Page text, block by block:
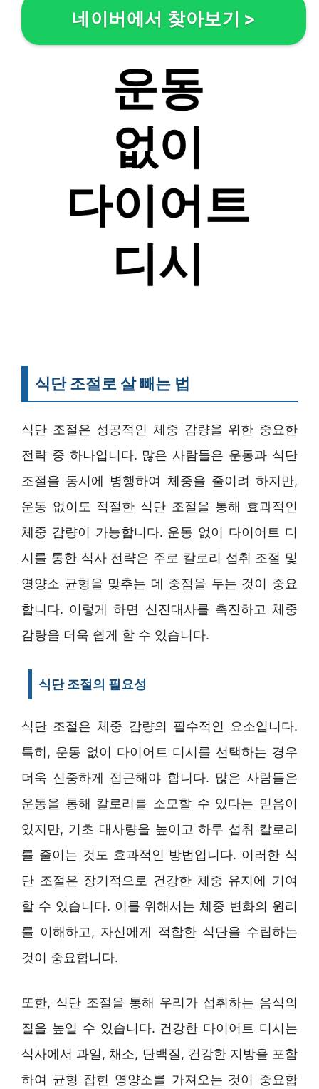
네이버에서 찾아보기 >
식단 조절로 살 빼는 법
식단 조절은 성공적인 체중 감량을 위한 중요한
전략 중 하나입니다. 많은 사람들은 운동과 식단
조절을 동시에 병행하여 체중을 줄이려 하지만,
운동 없이도 적절한 식단 조절을 통해 효과적인
체중 감량이 가능합니다. 운동 없이 다이어트 디
시를 통한 식사 전략은 주로 칼로리 섭취 조절 및
영양소 균형을 맞추는 데 중점을 두는 것이 중요
합니다. 이렇게 하면 신진대사를 촉진하고 체중
감량을 더욱 쉽게 할 수 있습니다.
식단 조절의 필요성
식단 조절은 체중 감량의 필수적인 요소입니다.
특히, 운동 없이 다이어트 디시를 선택하는 경우
더욱 신중하게 접근해야 합니다. 많은 사람들은
운동을 통해 칼로리를 소모할 수 있다는 믿음이
있지만, 기초 대사량을 높이고 하루 섭취 칼로리
를 줄이는 것도 효과적인 방법입니다. 이러한 식
단 조절은 장기적으로 건강한 체중 유지에 기여
할 수 있습니다. 이를 위해서는 체중 변화의 원리
를 이해하고, 자신에게 적합한 식단을 수립하는
것이 중요합니다.
또한, 식단 조절을 통해 우리가 섭취하는 음식의
질을 높일 수 있습니다. 건강한 다이어트 디시는
식사에서 과일, 채소, 단백질, 건강한 지방을 포함
하여 균형 잡힌 영양소를 가져오는 것이 중요합